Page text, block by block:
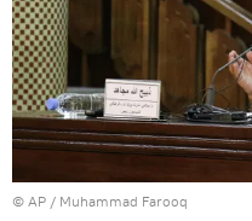
© AP / Muhammad Farooq